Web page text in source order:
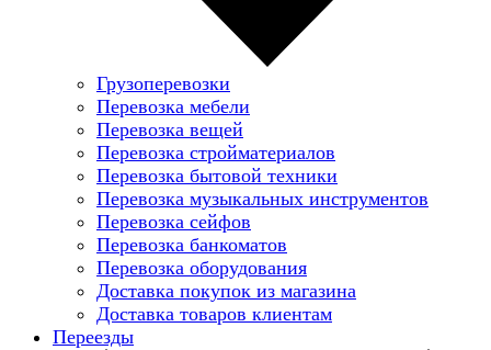
Грузоперевозки
Перевозка мебели
Перевозка вещей
Перевозка стройматериалов
Перевозка бытовой техники
Перевозка музыкальных инструментов
Перевозка сейфов
Перевозка банкоматов
Перевозка оборудования
Доставка покупок из магазина
Доставка товаров клиентам
Переезды